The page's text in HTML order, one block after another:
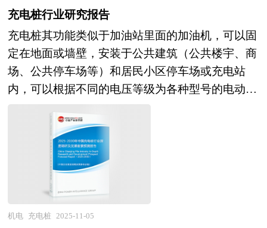
矛盾依然突出，大容量电力电子装备的可靠性设计
仍依赖过度裕量，导致成本与效率难以平衡；关键
器件如功率模块、精密传感器的自主保障能力有待
加强；标准化检测体系与全生命周期运维服务体系
尚在构建中，制约了高端装备的大规模应用推广。
智能化与数字化全面深化，智能传感网络覆盖设备
本体，AI驱动的健康管理系统实现故障提前预警与
自适应调节，数字孪生技术支撑全寿命周期优化设
计，设备从"被动响应"转向"主动免疫"。二是材料
与工艺颠覆性创新，超宽禁带材料如氧化镓、金刚
石进入工程验证阶段，先进焊接、精密制造技术提
积，减少光学损失，提升光电转换效率。此外，
电池技术叠加的能力，形成如 TBC、HBC 等复合
技术，进一步突破单一技术路线的效率瓶颈。在市
场应用方面，BC电池因其高效率、高收益和高安
全特性，正在加速渗透分布式市场，尤其是在对组
件外观和性能要求较高的地区。随着技术的不断进
步和成本的降低，BC电池有望在光伏市场中占据
更大的份额。BC电池技术的持续发展将推动光伏
产业向更高效率、更低能耗的方向发展，为实现全
球能源转型和可持续发展目标提供重要支持。此
外，BC电池的应用场景也将不断拓展，不仅局限
于分布式光伏，还将逐步扩展至集中式市场。随着
充电桩行业研究报告
充电桩其功能类似于加油站里面的加油机，可以固
定在地面或墙壁，安装于公共建筑（公共楼宇、商
场、公共停车场等）和居民小区停车场或充电站
内，可以根据不同的电压等级为各种型号的电动汽
出端都装有充电插头用于为电动汽车充电，充电桩
一般提供常规充电和快速充电两种充电方式，人们
可以使用特定的充电卡在充电桩提供的人机交互操
作界面上刷卡使用，进行相应的充电方式、充电时
间、费用数据打印等操作，充电桩显示屏能显示充
电量、费用、充电时间等数据。 充电桩行业目前
机电 充电桩 2025-11-05